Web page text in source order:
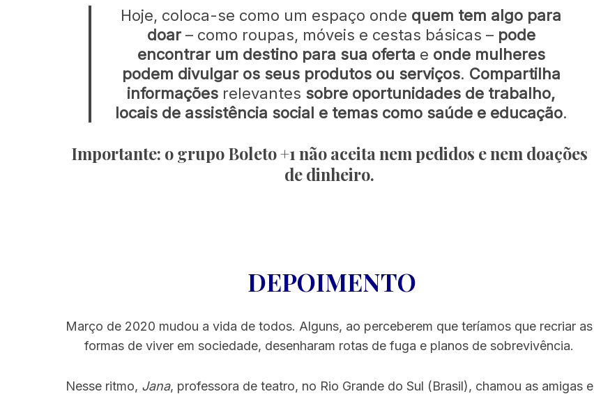
Hoje, coloca-se como um espaço onde quem tem algo para
doar– como roupas, móveis e cestas básicas – pode
encontrar um destino para sua oferta e onde mulheres
podem divulgar os seus produtos ou serviços. Compartilha
informações relevantes sobre oportunidades de trabalho,
locais de assistência social e temas como saúde e educação.
Importante: o grupo Boleto +1 não aceita nem pedidos e nem doações
de dinheiro.
DEPOIMENTO
Março de 2020 mudou a vida de todos. Alguns, ao perceberem que teríamos que recriar as
formas de viver em sociedade, desenharam rotas de fuga e planos de sobrevivência.
Nesse ritmo, Jana, professora de teatro, no Rio Grande do Sul (Brasil), chamou as amigas e